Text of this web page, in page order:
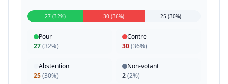
27 (32%) 30 (36%) 25 (30%)
Pour
27(32%)
Contre
30(36%)
Abstention
25(30%)
Non-votant
2(2%)